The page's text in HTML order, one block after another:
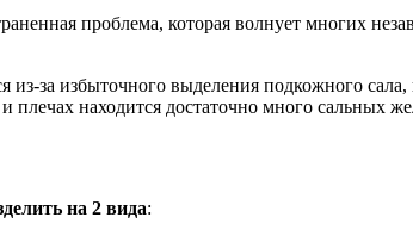
проблема, которая волнует многих
за избыточного выделения подкожного
плечах находится достаточно много сальных
на 2 вида: